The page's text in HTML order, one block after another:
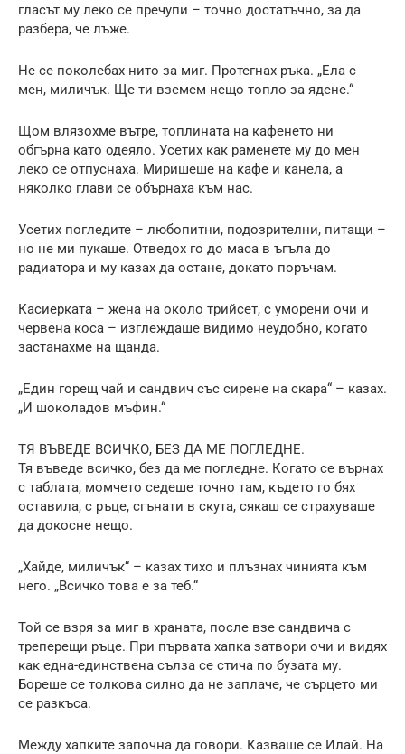
гласът му леко се пречупи – точно достатъчно, за да
разбера, че лъже.
Не се поколебах нито за миг. Протегнах ръка. „Ела с
мен, миличък. Ще ти вземем нещо топло за ядене.“
Щом влязохме вътре, топлината на кафенето ни
обгърна като одеяло. Усетих как раменете му до мен
леко се отпуснаха. Миришеше на кафе и канела, а
няколко глави се обърнаха към нас.
Усетих погледите – любопитни, подозрителни, питащи –
но не ми пукаше. Отведох го до маса в ъгъла до
радиатора и му казах да остане, докато поръчам.
Касиерката – жена на около трийсет, с уморени очи и
червена коса – изглеждаше видимо неудобно, когато
застанахме на щанда.
„Един горещ чай и сандвич със сирене на скара“ – казах.
„И шоколадов мъфин.“
ТЯ ВЪВЕДЕ ВСИЧКО, БЕЗ ДА МЕ ПОГЛЕДНЕ.
Тя въведе всичко, без да ме погледне. Когато се върнах
с таблата, момчето седеше точно там, където го бях
оставила, с ръце, сгънати в скута, сякаш се страхуваше
да докосне нещо.
„Хайде, миличък“ – казах тихо и плъзнах чинията към
него. „Всичко това е за теб.“
Той се взря за миг в храната, после взе сандвича с
треперещи ръце. При първата хапка затвори очи и видях
как една-единствена сълза се стича по бузата му.
Бореше се толкова силно да не заплаче, че сърцето ми
се разкъса.
Между хапките започна да говори. Казваше се Илай. На